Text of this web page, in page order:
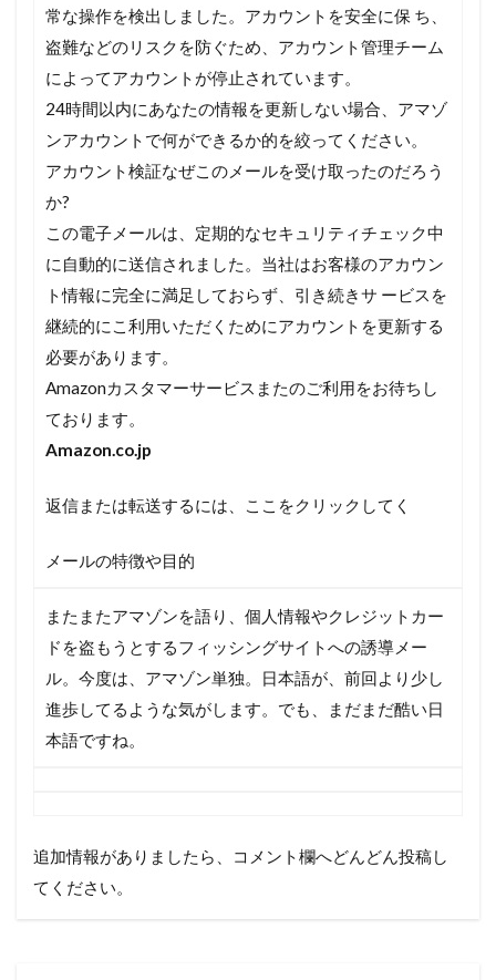
常な操作を検出しました。アカウントを安全に保 ち、
盗難などのリスクを防ぐため、 アカウント管理チーム
によってアカウントが停止されています。
24時間以内にあなたの情報を更新しない場合、 アマゾ
ンアカウントで何ができるか的を絞ってください。
アカウント検証なぜこのメールを受け取ったのだろう
か?
この電子メールは、 定期的なセキュリティチェック中
に自動的に送信されました。 当社はお客様のアカウン
ト情報に完全に満足しておらず、 引き続きサ ービスを
継続的にこ利用いただくためにアカウントを更新する
必要があります。
Amazonカスタマーサービスまたのご利用をお待ちし
ております。
Amazon.co.jp
返信または転送するには、ここをクリックしてく
メールの特徴や目的
またまたアマゾンを語り、個人情報やクレジットカー
ドを盗もうとするフィッシングサイトへの誘導メー
ル。今度は、アマゾン単独。日本語が、前回より少し
進歩してるような気がします。でも、まだまだ酷い日
本語ですね。
追加情報がありましたら、コメント欄へどんどん投稿し
てください。